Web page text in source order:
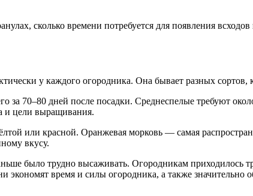
сколько времени потребуется для появления
у каждого огородника. Она бывает разных
за 70–80 дней после посадки. Среднеспелые требуют
и цели выращивания.
или красной. Оранжевая морковь — самая
вкусу.
было трудно высаживать. Огородникам приходилось
время и силы огородника, а также значительно